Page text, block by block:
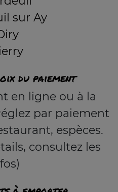
sur Ay
du paiement
en ligne ou à la
par paiement
espèces.
consultez les